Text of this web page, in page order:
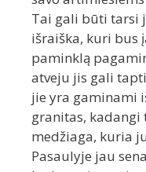
Tai gali būti tarsi
išraiška, kuri bus
paminklą
atveju jis gali
jie yra gaminami
granitas,
medžiaga, kuria
Pasaulyje jau